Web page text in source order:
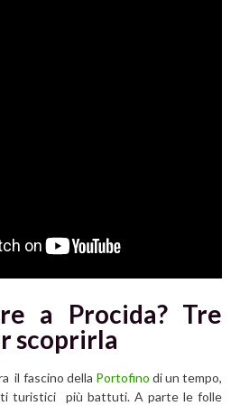
a Procida? Tre
scoprirla
il fascino della Portofino di un tempo,
turistici più battuti. A parte le folle